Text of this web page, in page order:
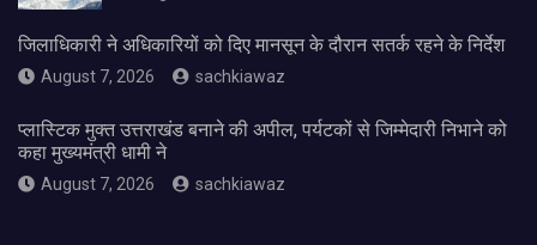
जिलाधिकारी ने अधिकारियों को दिए मानसून के दौरान सतर्क रहने के निर्देश
August 7, 2026 sachkiawaz
प्लास्टिक मुक्त उत्तराखंड बनाने की अपील, पर्यटकों से जिम्मेदारी निभाने को
कहा मुख्यमंत्री धामी ने
August 7, 2026 sachkiawaz